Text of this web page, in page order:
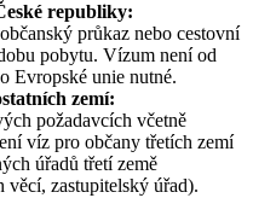
republiky:
průkaz nebo cestovní
pobytu. Vízum není od
Evropské unie nutné.
zemí:
požadavcích včetně
víz pro občany třetích zemí
úřadů třetí země
věcí, zastupitelský úřad).